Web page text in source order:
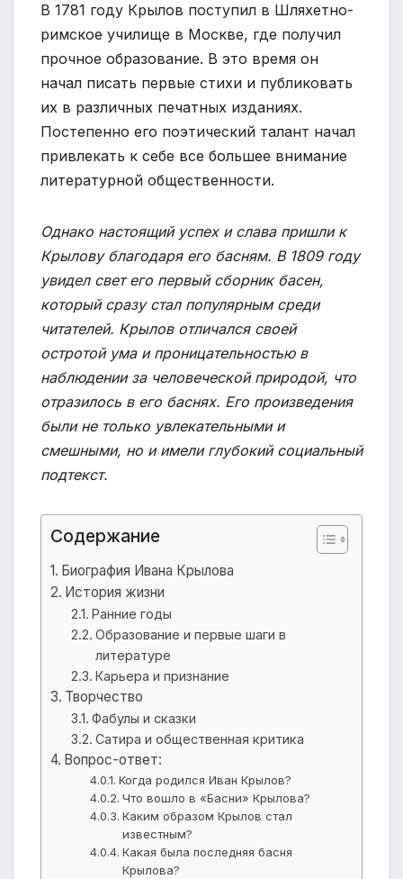
В 1781 году Крылов поступил в Шляхетно-
римское училище в Москве, где получил
прочное образование. В это время он
начал писать первые стихи и публиковать
их в различных печатных изданиях.
Постепенно его поэтический талант начал
привлекать к себе все большее внимание
литературной общественности.
Однако настоящий успех и слава пришли к
Крылову благодаря его басням. В 1809 году
увидел свет его первый сборник басен,
который сразу стал популярным среди
читателей. Крылов отличался своей
остротой ума и проницательностью в
наблюдении за человеческой природой, что
отразилось в его баснях. Его произведения
были не только увлекательными и
смешными, но и имели глубокий социальный
подтекст.
Содержание
Биография Ивана Крылова
История жизни
Ранние годы
Образование и первые шаги в
литературе
Карьера и признание
Творчество
Фабулы и сказки
Сатира и общественная критика
Вопрос-ответ:
Когда родился Иван Крылов?
Что вошло в «Басни» Крылова?
Каким образом Крылов стал
известным?
Какая была последняя басня
Крылова?